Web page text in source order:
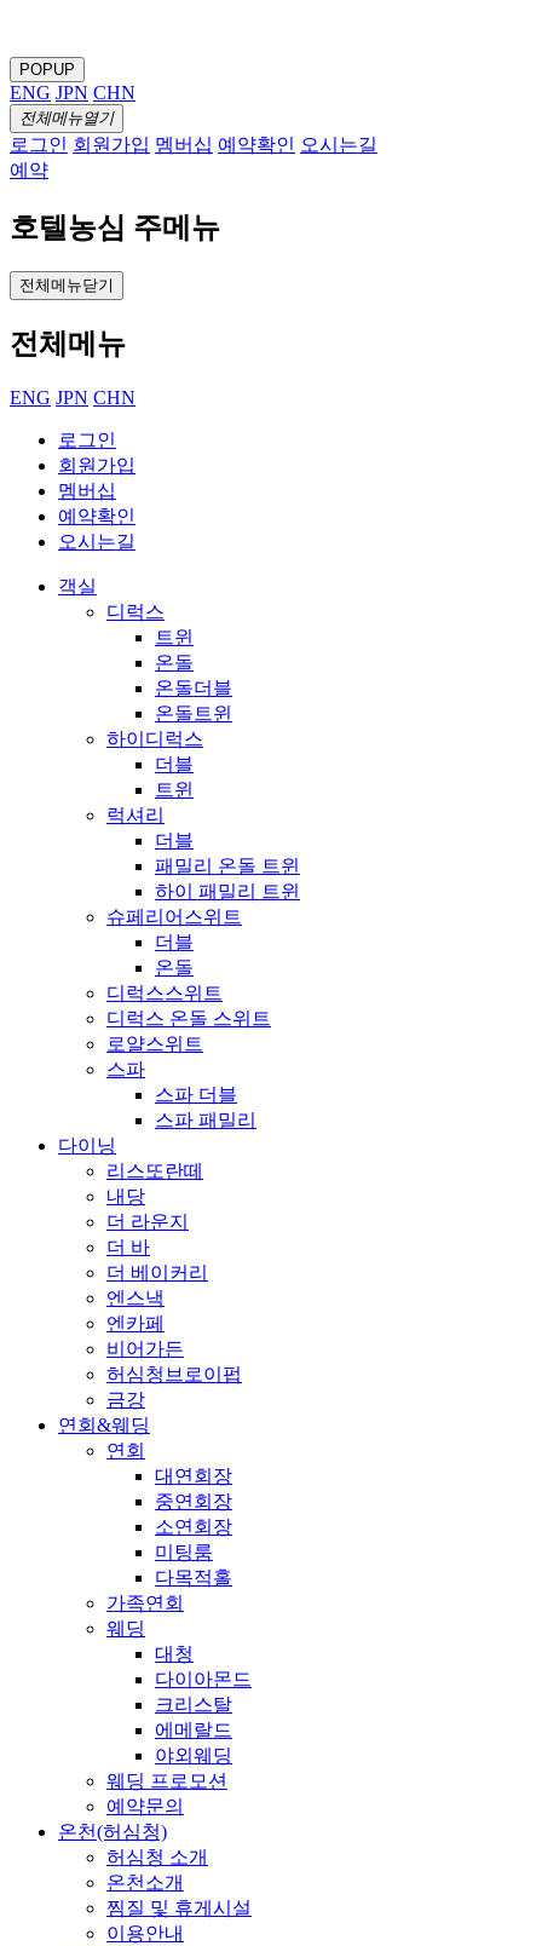
POPUP
ENG JPN CHN
전체메뉴열기
로그인 회원가입 멤버십 예약확인 오시는길
예약
호텔농심 주메뉴
전체메뉴닫기
전체메뉴
ENG JPN CHN
로그인
회원가입
멤버십
예약확인
오시는길
객실
디럭스
트윈
온돌
온돌더블
온돌트윈
하이디럭스
더블
트윈
럭셔리
더블
패밀리 온돌 트윈
하이 패밀리 트윈
슈페리어스위트
더블
온돌
디럭스스위트
디럭스 온돌 스위트
로얄스위트
스파
스파 더블
스파 패밀리
다이닝
리스또란떼
내당
더 라운지
더 바
더 베이커리
엔스낵
엔카페
비어가든
허심청브로이펍
금강
연회&웨딩
연회
대연회장
중연회장
소연회장
미팅룸
다목적홀
가족연회
웨딩
대청
다이아몬드
크리스탈
에메랄드
야외웨딩
웨딩 프로모션
예약문의
온천(허심청)
허심청 소개
온천소개
찜질 및 휴게시설
이용안내